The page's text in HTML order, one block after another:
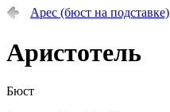
Арес (бюст на подставке)
Аристотель
Бюст